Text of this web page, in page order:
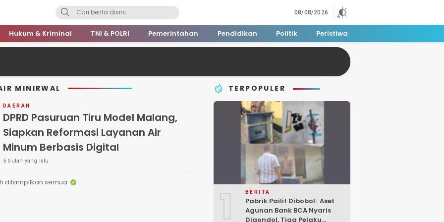
08/08/2026
Hukum & Kriminal TNI & POLRI Pemerintahan Pendidikan Politik Peristiwa
MINIRWAL
DAERAH
DPRD Pasuruan Tiru Model Malang,
Siapkan Reformasi Layanan Air
Minum Berbasis Digital
5 bulan yang lalu
ditampilkan semua
TERPOPULER
1 BERITA
Pabrik Pailit Dibobol: Aset
Agunan Bank BCA Nyaris
Digondol, Tiga Pelaku